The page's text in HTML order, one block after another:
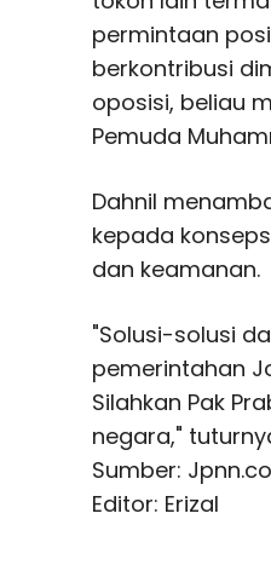
permintaan
berkontribusi
oposisi, beliau
Pemuda
Dahnil
kepada
dan keamanan.
"Solusi-solusi
pemerintahan
Silahkan Pak
negara,"
Sumber:
Editor: Erizal